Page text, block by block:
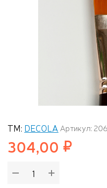
ТМ: DECOLA Артикул:
304,00